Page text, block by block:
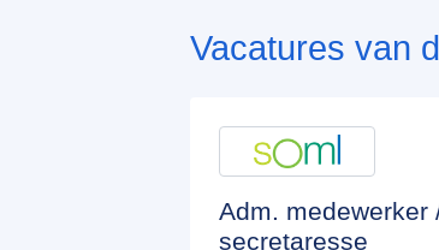
Vacatures van
Adm. medewerker
secretaresse